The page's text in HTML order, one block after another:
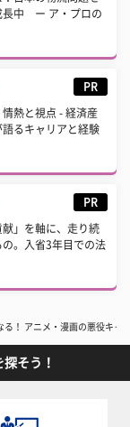
長中 ー ア・プロの
PR
情熱と視点 - 経済産
るキャリアと経験
PR
献」を軸に、走り続
。入省3年目での法
る！ アニメ・漫画の悪役キャ
そう！